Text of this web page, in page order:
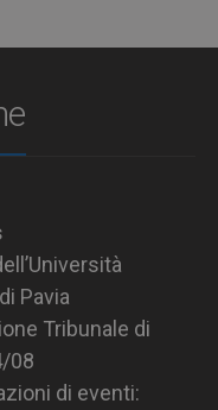
Pavia
Tribunale di
08
di eventi: